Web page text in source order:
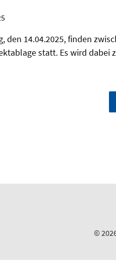
den 14.04.2025, finden
statt. Es wird
©